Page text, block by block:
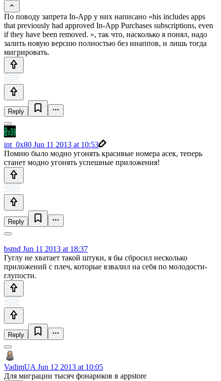
По поводу запрета In-App у них написано «his includes apps
that previously had approved In-App Purchases subscriptions, even
if they have been removed. », так что, насколько я понял, надо
залить новую версию полностью без инаппов, и лишь тогда
мигрировать.
Reply
int_0x80 Jun 11 2013 at 10:53
Помню было модно угонять красивые номера асек, теперь
станет модно угонять успешные приложения!
Reply
bstnd Jun 11 2013 at 18:37
Гуглу не хватает такой штуки, я бы сбросил несколько
приложений с плеч, которые взвалил на себя по молодости-
глупости.
Reply
VadimUA Jun 12 2013 at 10:05
Для миграции тысяч фонариков в appstore